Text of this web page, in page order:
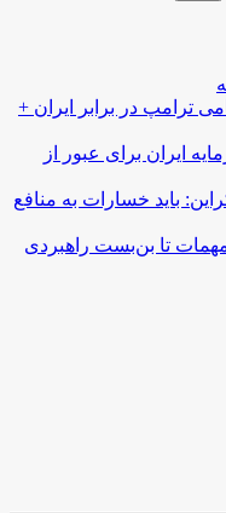
ترامپ در برابر ایران +
ایران برای عبور از
باید خسارات به منافع
مهمات تا بن‌بست راهبردی